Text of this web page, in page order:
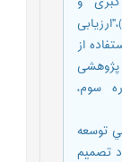
مریم و مهینی زاده، منصور(1390)،"ارزیابی
از
سوم،
توسعه
تصميم